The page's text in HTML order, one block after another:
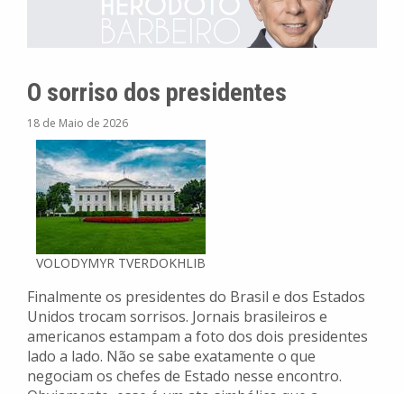
O sorriso dos presidentes
18 de Maio de 2026
VOLODYMYR TVERDOKHLIB
Finalmente os presidentes do Brasil e dos Estados
Unidos trocam sorrisos. Jornais brasileiros e
americanos estampam a foto dos dois presidentes
lado a lado. Não se sabe exatamente o que
negociam os chefes de Estado nesse encontro.